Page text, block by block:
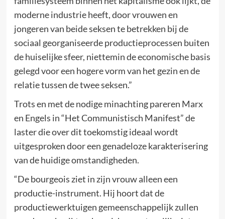
moderne industrie heeft, door vrouwen en
jongeren van beide seksen te betrekken bij de
sociaal georganiseerde productieprocessen buiten
de huiselijke sfeer, niettemin de economische basis
gelegd voor een hogere vorm van het gezin en de
relatie tussen de twee seksen.”
Trots en met de nodige minachting pareren Marx
en Engels in “Het Communistisch Manifest” de
laster die over dit toekomstig ideaal wordt
uitgesproken door een genadeloze karakterisering
van de huidige omstandigheden.
“De bourgeois ziet in zijn vrouw alleen een
productie-instrument. Hij hoort dat de
productiewerktuigen gemeenschappelijk zullen